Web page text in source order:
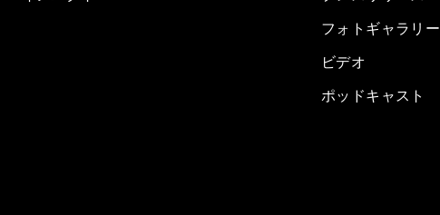
フォトギャラリー
ビデオ
ポッドキャスト